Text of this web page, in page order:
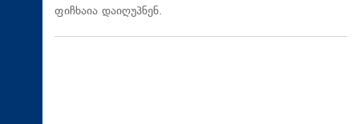
ფიჩხაია დაიღუპნენ.